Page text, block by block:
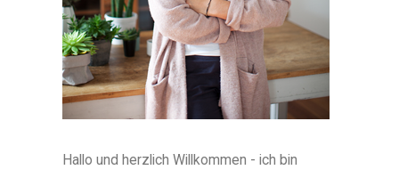
Hallo und herzlich Willkommen - ich bin